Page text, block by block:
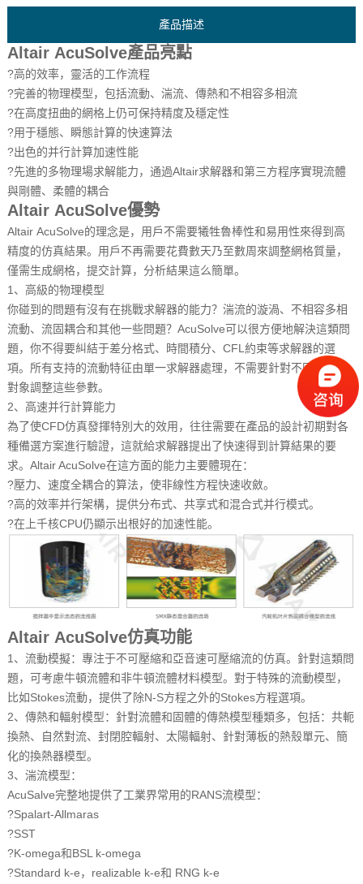
產品描述
Altair AcuSolve產品亮點
?高的效率，靈活的工作流程
?完善的物理模型，包括流動、湍流、傳熱和不相容多相流
?在高度扭曲的網格上仍可保持精度及穩定性
?用于穩態、瞬態計算的快速算法
?出色的并行計算加速性能
?先進的多物理場求解能力，通過Altair求解器和第三方程序實現流體
與剛體、柔體的耦合
Altair AcuSolve優勢
Altair AcuSolve的理念是，用戶不需要犧牲魯棒性和易用性來得到高
精度的仿真結果。用戶不再需要花費數天乃至數周來調整網格質量，
僅需生成網格，提交計算，分析結果這么簡單。
1、高級的物理模型
你碰到的問題有沒有在挑戰求解器的能力？湍流的漩渦、不相容多相
流動、流固耦合和其他一些問題？AcuSolve可以很方便地解決這類問
題，你不得要糾結于差分格式、時間積分、CFL約束等求解器的選
項。所有支持的流動特征由單一求解器處理，不需要針對不同的分析
對象調整這些參數。
2、高速并行計算能力
為了使CFD仿真發揮特別大的效用，往往需要在產品的設計初期對各
種備選方案進行驗證，這就給求解器提出了快速得到計算結果的要
求。Altair AcuSolve在這方面的能力主要體現在：
?壓力、速度全耦合的算法，使非線性方程快速收斂。
?高的效率并行架構，提供分布式、共享式和混合式并行模式。
?在上千核CPU仍顯示出根好的加速性能。
Altair AcuSolve仿真功能
1、流動模擬：專注于不可壓縮和亞音速可壓縮流的仿真。針對這類問
題，可考慮牛頓流體和非牛頓流體材料模型。對于特殊的流動模型，
比如Stokes流動，提供了除N-S方程之外的Stokes方程選項。
2、傳熱和輻射模型：針對流體和固體的傳熱模型種類多，包括：共軛
換熱、自然對流、封閉腔輻射、太陽輻射、針對薄板的熱殼單元、簡
化的換熱器模型。
3、湍流模型：
AcuSalve完整地提供了工業界常用的RANS流模型：
?Spalart-Allmaras
?SST
?K-omega和BSL k-omega
?Standard k-e，realizable k-e和 RNG k-e